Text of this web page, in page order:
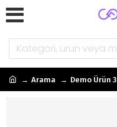
Arama Demo Ürün 3